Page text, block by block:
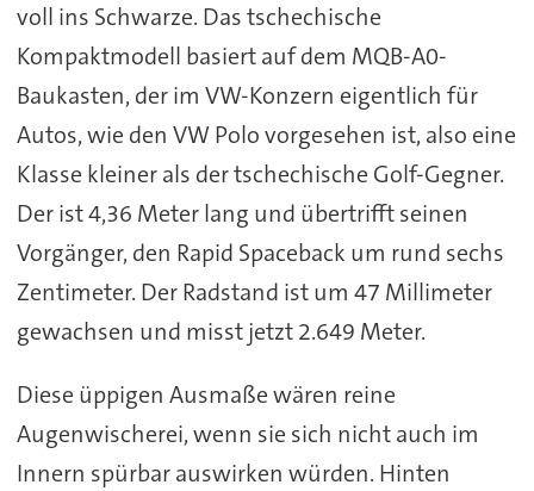
voll ins Schwarze. Das tschechische
Kompaktmodell basiert auf dem MQB-A0-
Baukasten, der im VW-Konzern eigentlich für
Autos, wie den VW Polo vorgesehen ist, also eine
Klasse kleiner als der tschechische Golf-Gegner.
Der ist 4,36 Meter lang und übertrifft seinen
Vorgänger, den Rapid Spaceback um rund sechs
Zentimeter. Der Radstand ist um 47 Millimeter
gewachsen und misst jetzt 2.649 Meter.
Diese üppigen Ausmaße wären reine
Augenwischerei, wenn sie sich nicht auch im
Innern spürbar auswirken würden. Hinten